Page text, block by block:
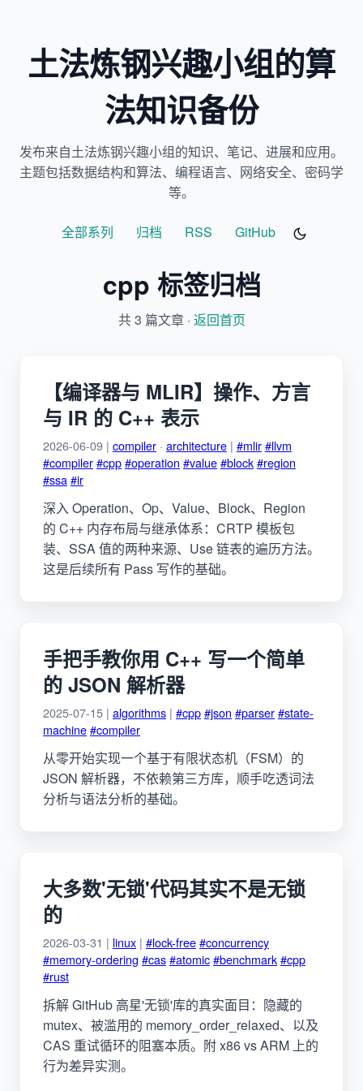
土法炼钢兴趣小组的算
法知识备份
发布来自土法炼钢兴趣小组的知识、笔记、进展和应用。
主题包括数据结构和算法、编程语言、网络安全、密码学
等。
全部系列 归档 RSS GitHub
cpp 标签归档
共 3 篇文章 · 返回首页
【编译器与 MLIR】操作、方言
与 IR 的 C++ 表示
2026-06-09 | compiler · architecture | #mlir#llvm
#compiler#cpp#operation #value#block#region
#ssa#ir
深入 Operation、Op、Value、Block、Region
的 C++ 内存布局与继承体系：CRTP 模板包
装、SSA 值的两种来源、Use 链表的遍历方法。
这是后续所有 Pass 写作的基础。
手把手教你用 C++ 写一个简单
的 JSON 解析器
2025-07-15 | algorithms | #cpp#json #parser#state-
machine#compiler
从零开始实现一个基于有限状态机（FSM）的
JSON 解析器，不依赖第三方库，顺手吃透词法
分析与语法分析的基础。
大多数'无锁'代码其实不是无锁
的
2026-03-31 | linux | #lock-free#concurrency
#memory-ordering #cas#atomic#benchmark#cpp
#rust
拆解 GitHub 高星'无锁'库的真实面目：隐藏的
mutex、被滥用的 memory_order_relaxed、以及
CAS 重试循环的阻塞本质。附 x86 vs ARM 上的
行为差异实测。